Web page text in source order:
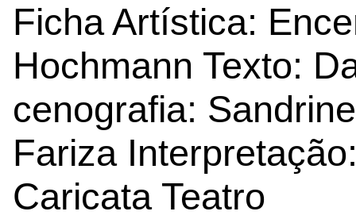
Ficha Artística:
Hochmann Texto:
cenografia:
Fariza
Caricata Teatro